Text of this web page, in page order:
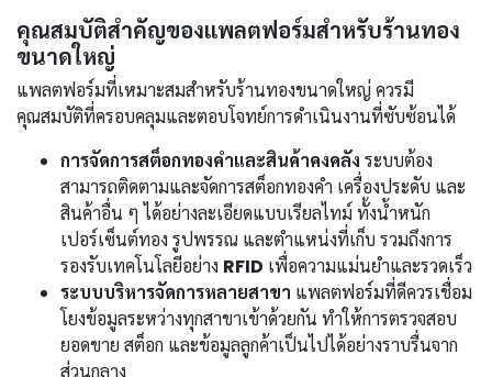
คุณสมบัติสำคัญของแพลตฟอร์มสำหรับร้านทอง
ขนาดใหญ่
แพลตฟอร์มที่เหมาะสมสำหรับร้านทองขนาดใหญ่ ควรมี
คุณสมบัติที่ครอบคลุมและตอบโจทย์การดำเนินงานที่ซับซ้อนได้
การจัดการสต็อกทองคำและสินค้าคงคลัง ระบบต้อง
สามารถติดตามและจัดการสต็อกทองคำ เครื่องประดับ และ
สินค้าอื่น ๆ ได้อย่างละเอียดแบบเรียลไทม์ ทั้งน้ำหนัก
เปอร์เซ็นต์ทอง รูปพรรณ และตำแหน่งที่เก็บ รวมถึงการ
รองรับเทคโนโลยีอย่าง RFID เพื่อความแม่นยำและรวดเร็ว
ระบบบริหารจัดการหลายสาขา แพลตฟอร์มที่ดีควรเชื่อม
โยงข้อมูลระหว่างทุกสาขาเข้าด้วยกัน ทำให้การตรวจสอบ
ยอดขาย สต็อก และข้อมูลลูกค้าเป็นไปได้อย่างราบรื่นจาก